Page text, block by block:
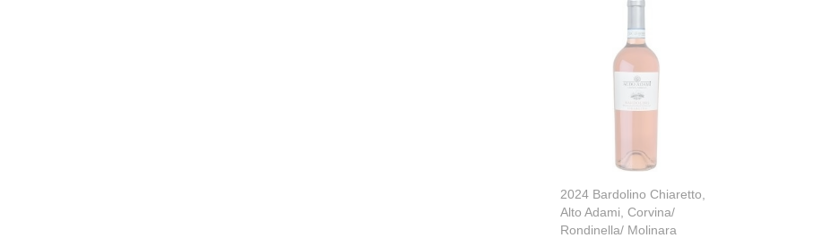
2024 Bardolino Chiaretto,
Alto Adami, Corvina/
Rondinella/ Molinara